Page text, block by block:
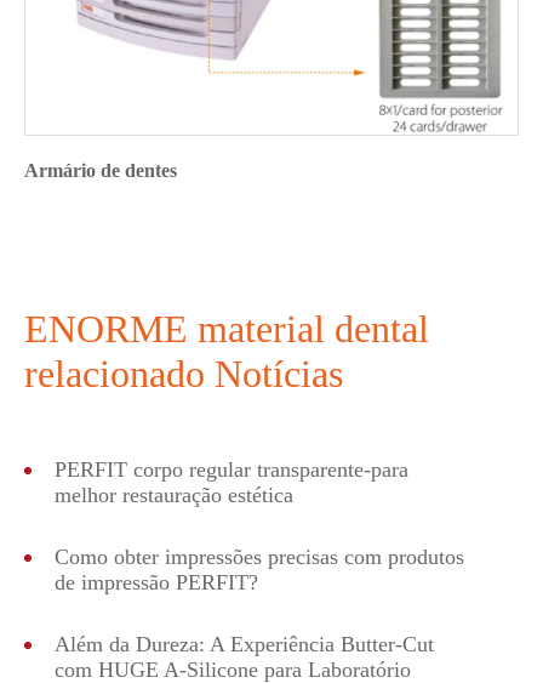
Armário de dentes
ENORME material dental
relacionado Notícias
PERFIT corpo regular transparente-para
melhor restauração estética
Como obter impressões precisas com produtos
de impressão PERFIT?
Além da Dureza: A Experiência Butter-Cut
com HUGE A-Silicone para Laboratório